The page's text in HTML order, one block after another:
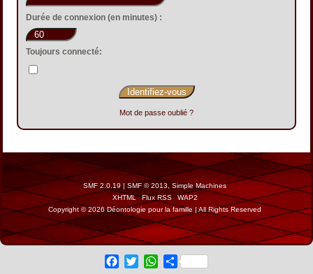
Durée de connexion (en minutes) :
Toujours connecté:
Mot de passe oublié ?
SMF 2.0.19|SMF © 2013, Simple Machines
XHTML
Flux RSS
WAP2
Copyright © 2026 Déontologie pour la famille | All Rights Reserved
Facebook
Twitter WhatsApp
Share